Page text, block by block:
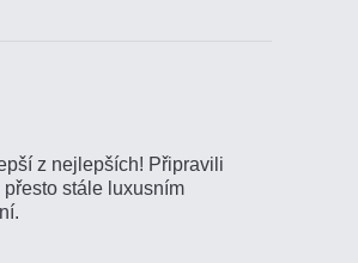
z nejlepších! Připravili
stále luxusním